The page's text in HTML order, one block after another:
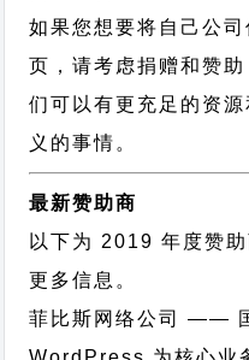
如果您想要将自己公
页，请考虑捐赠和赞
们可以有更充足的资
义的事情。
最新赞助商
以下为 2019 年度赞
更多信息。
菲比斯网络公司
—— 国